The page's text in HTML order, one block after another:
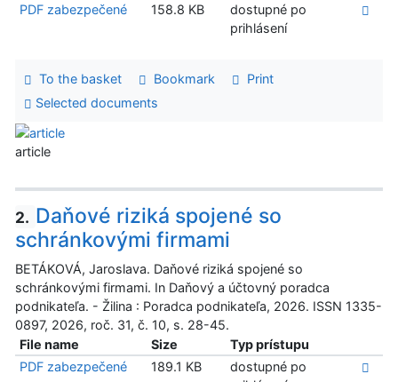
PDF zabezpečené
158.8 KB
dostupné po
prihlásení
To the basket Bookmark
Print
Selected documents
article
2. Daňové riziká spojené so
schránkovými firmami
BETÁKOVÁ, Jaroslava. Daňové riziká spojené so
schránkovými firmami. In Daňový a účtovný poradca
podnikateľa. - Žilina : Poradca podnikateľa, 2026. ISSN 1335-
0897, 2026, roč. 31, č. 10, s. 28-45.
File name
Size
Typ prístupu
PDF zabezpečené
189.1 KB
dostupné po